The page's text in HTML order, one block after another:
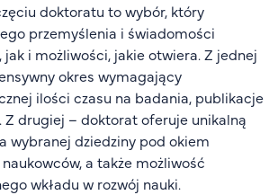
doktoratu to wybór, który
przemyślenia i świadomości
jak i możliwości, jakie otwiera. Z jednej
okres wymagający
ilości czasu na badania, publikacje
Z drugiej – doktorat oferuje unikalną
wybranej dziedziny pod okiem
a także możliwość
wkładu w rozwój nauki.